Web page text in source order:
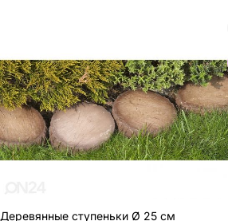
Найдите похожие
Деревянные ступеньки Ø 25 см